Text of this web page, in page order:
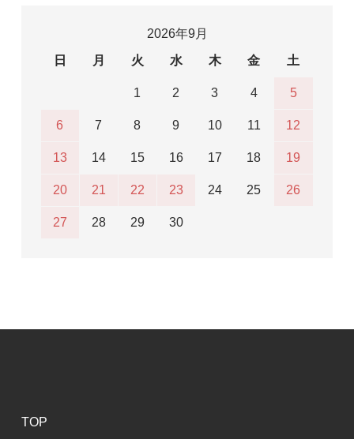
2026年9月
日
月 火 水 木 金 土
1 2 3 4 5
6 7 8 9 10 11 12
13 14 15 16 17 18 19
20 21 22 23 24 25 26
27 28 29 30
TOP